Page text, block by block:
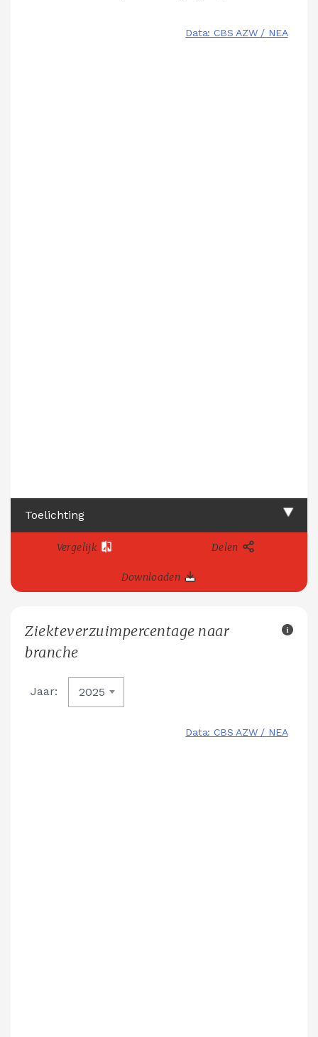
Toelichting
Vergelijk Delen
Downloaden
Ziekteverzuimpercentage naar
branche